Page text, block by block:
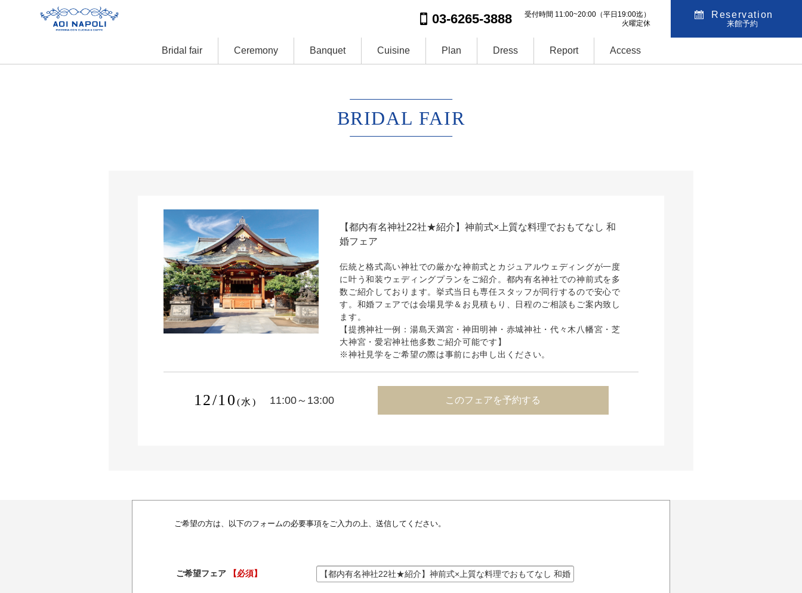
03-6265-3888 受付時間 11:00~20:00 （平日19:00迄）
火曜定休
Reservation
来館予約
Bridal fair Ceremony Banquet Cuisine Plan Dress Report Access
BRIDAL FAIR
【都内有名神社22社★紹介】神前式×上質な料理でおもてなし 和
婚フェア
伝統と格式高い神社での厳かな神前式とカジュアルウェディングが一度
に叶う和装ウェディングプランをご紹介。都内有名神社での神前式を多
数ご紹介しております。挙式当日も専任スタッフが同行するので安心で
す。和婚フェアでは会場見学＆お見積もり、日程のご相談もご案内致し
ます。
【提携神社一例：湯島天満宮・神田明神・赤城神社・代々木八幡宮・芝
大神宮・愛宕神社他多数ご紹介可能です】
※神社見学をご希望の際は事前にお申し出ください。
12/10 (水) 11:00～13:00 このフェアを予約する